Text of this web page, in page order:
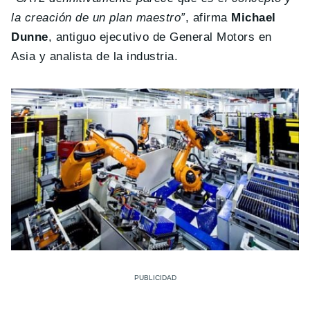
la creación de un plan maestro”, afirma Michael
Dunne, antiguo ejecutivo de General Motors en
Asia y analista de la industria.